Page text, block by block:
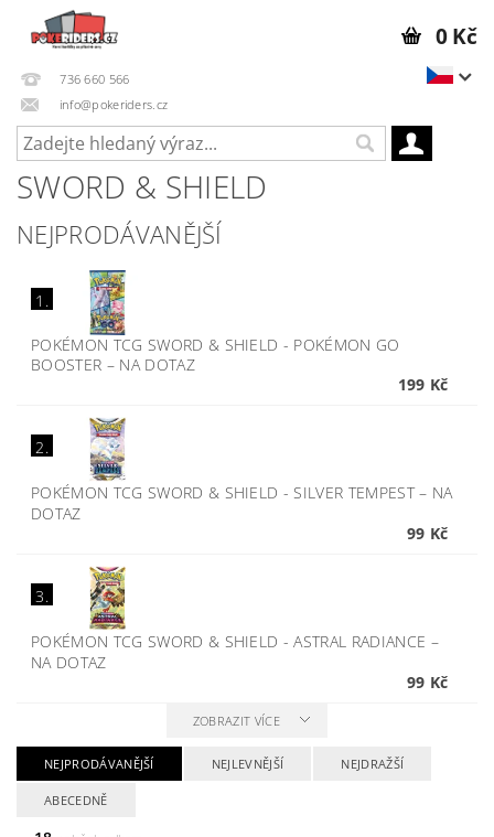
736 660 566
info@pokeriders.cz
0 Kč
SWORD & SHIELD
NEJPRODÁVANĚJŠÍ
1.
POKÉMON TCG SWORD & SHIELD - POKÉMON GO
BOOSTER – NA DOTAZ
199 Kč
2.
POKÉMON TCG SWORD & SHIELD - SILVER TEMPEST– NA
DOTAZ
99 Kč
3.
POKÉMON TCG SWORD & SHIELD - ASTRAL RADIANCE –
NA DOTAZ
99 Kč
ZOBRAZIT VÍCE
NEJPRODÁVANĚJŠÍ NEJLEVNĚJŠÍ NEJDRAŽŠÍ
ABECEDNĚ